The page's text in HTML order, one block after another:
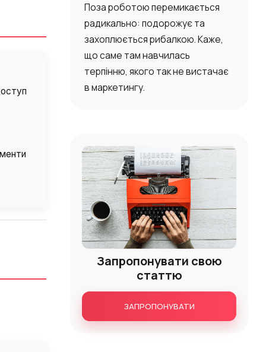
Поза роботою перемикається
радикально: подорожує та
захоплюється рибалкою. Каже,
що саме там навчилась
терпінню, якого так не вистачає
в маркетингу.
Запропонувати свою
статтю
ЗАПРОПОНУВАТИ